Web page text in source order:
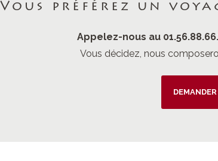
Vous préférez un
Appelez-nous au
Vous décidez, nous